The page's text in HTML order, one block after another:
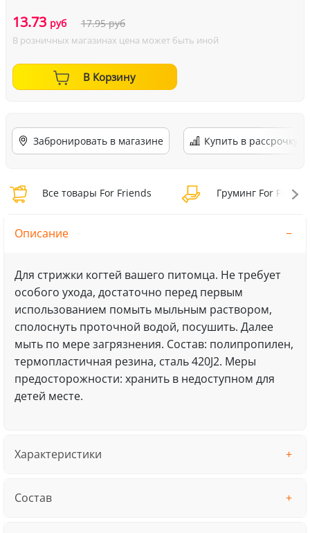
13.73 руб 17.95руб
В розничных магазинах цена может быть иной
В Корзину
Забронировать в магазине Купить в рассрочку
Все товары For Friends Груминг For Friends
Описание
Для стрижки когтей вашего питомца. Не требует
особого ухода, достаточно перед первым
использованием помыть мыльным раствором,
сполоснуть проточной водой, посушить. Далее
мыть по мере загрязнения. Состав: полипропилен,
термопластичная резина, сталь 420J2. Меры
предосторожности: хранить в недоступном для
детей месте.
Характеристики
Состав